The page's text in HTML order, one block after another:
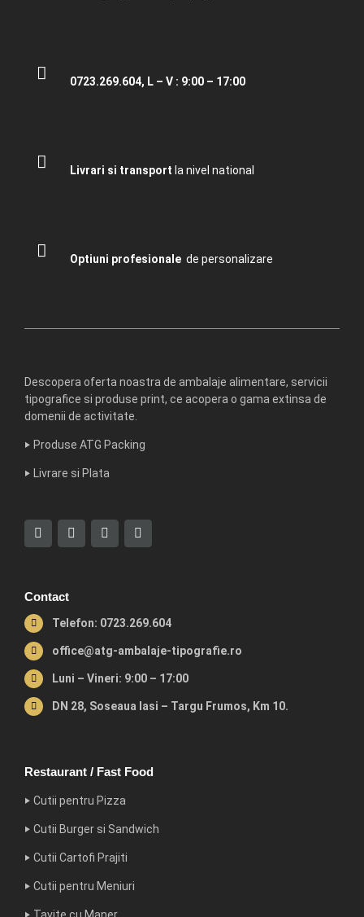
0723.269.604, L – V : 9:00 – 17:00
Livrari si transport la nivel national
Optiuni profesionale de personalizare
Descopera oferta noastra de ambalaje alimentare, servicii
tipografice si produse print, ce acopera o gama extinsa de
domenii de activitate.
‣ Produse ATG Packing
‣ Livrare si Plata
Contact
Telefon: 0723.269.604
office@atg-ambalaje-tipografie.ro
Luni – Vineri: 9:00 – 17:00
DN 28, Soseaua Iasi – Targu Frumos, Km 10.
Restaurant / Fast Food
‣ Cutii pentru Pizza
‣ Cutii Burger si Sandwich
‣ Cutii Cartofi Prajiti
‣ Cutii pentru Meniuri